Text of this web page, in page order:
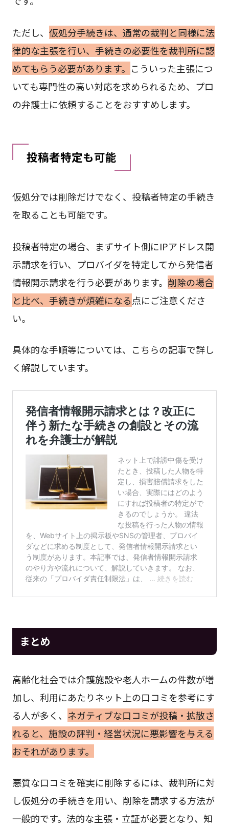
ただし、 仮処分手続きは、通常の裁判と同様に法
律的な主張を行い、手続きの必要性を裁判所に認
めてもらう必要があります。 こういった主張につ
いても専門性の高い対応を求められるため、プロ
の弁護士に依頼することをおすすめします。
投稿者特定も可能
仮処分では削除だけでなく、投稿者特定の手続き
を取ることも可能です。
投稿者特定の場合、まずサイト側にIPアドレス開
示請求を行い、プロバイダを特定してから発信者
情報開示請求を行う必要があります。 削除の場合
と比べ、手続きが煩雑になる点にご注意くださ
い。
具体的な手順等については、こちらの記事で詳し
く解説しています。
まとめ
高齢化社会では介護施設や老人ホームの件数が増
加し、利用にあたりネット上の口コミを参考にす
る人が多く、 ネガティブな口コミが投稿・拡散さ
れると、施設の評判・経営状況に悪影響を与える
おそれがあります。
悪質な口コミを確実に削除するには、裁判所に対
し仮処分の手続きを用い、削除を請求する方法が
一般的です。法的な主張・立証が必要となり、知